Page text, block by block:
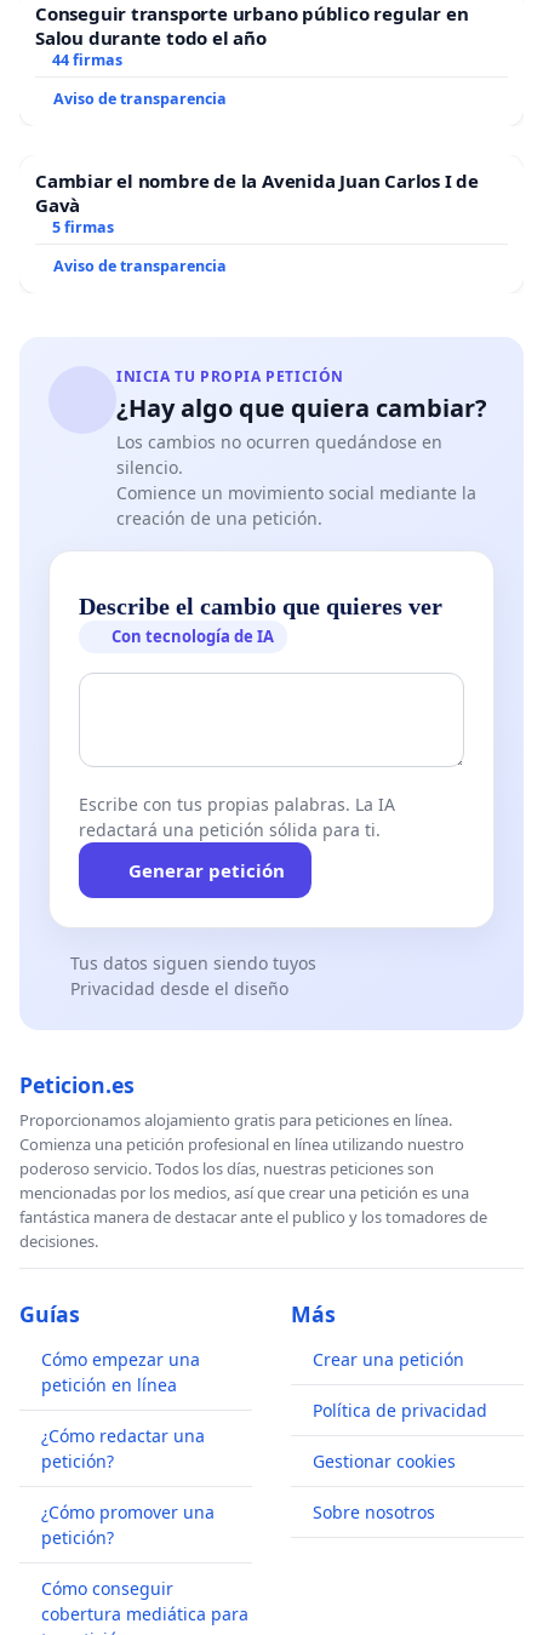
Conseguir transporte urbano público regular en
Salou durante todo el año
44 firmas
Aviso de transparencia
Cambiar el nombre de la Avenida Juan Carlos I de
Gavà
5 firmas
Aviso de transparencia
INICIA TU PROPIA PETICIÓN
¿Hay algo que quiera cambiar?
Los cambios no ocurren quedándose en
silencio.
Comience un movimiento social mediante la
creación de una petición.
Describe el cambio que quieres ver
Con tecnología de IA
Escribe con tus propias palabras. La IA
redactará una petición sólida para ti.
Generar petición
Tus datos siguen siendo tuyos
Privacidad desde el diseño
Peticion.es
Proporcionamos alojamiento gratis para peticiones en línea.
Comienza una petición profesional en línea utilizando nuestro
poderoso servicio. Todos los días, nuestras peticiones son
mencionadas por los medios, así que crear una petición es una
fantástica manera de destacar ante el publico y los tomadores de
decisiones.
Guías
Cómo empezar una
petición en línea
¿Cómo redactar una
petición?
¿Cómo promover una
petición?
Cómo conseguir
cobertura mediática para
Más
Crear una petición
Política de privacidad
Gestionar cookies
Sobre nosotros